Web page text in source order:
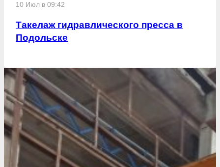
10 Июл в 09:42
Такелаж гидравлического пресса в
Подольске